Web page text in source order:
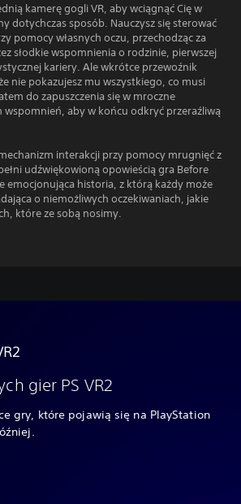
kamerę gogli VR, aby wciągnąć Cię w
dotychczas sposób. Nauczysz się sterować
pomocy własnych oczu, przechodząc za
słodkie wspomnienia o rodzinie, pierwszej
kariery. Ale wkrótce przewoźnik
nie pokazujesz mu wszystkiego, co musi
do zapuszczenia się w mroczne
wspomnień, aby w końcu odkryć przeraźliwą
interakcji przy pomocy mrugnięć z
udźwiękowioną opowieścią gra Before
emocjonująca historia, z którą każdy może
o niemożliwych oczekiwaniach, jakie
które ze sobą nosimy.
gier PS VR2
gry, które pojawią się na PlayStation